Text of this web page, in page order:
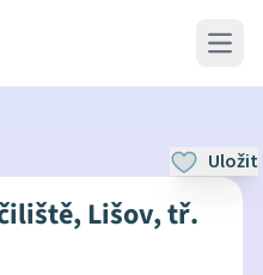
Open
Uložit
Lišov, tř.